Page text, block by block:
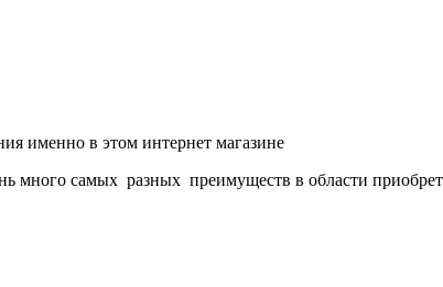
именно в этом интернет магазине
много самых разных преимуществ в области